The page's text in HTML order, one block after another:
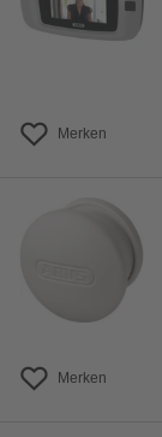
Merken
Merken